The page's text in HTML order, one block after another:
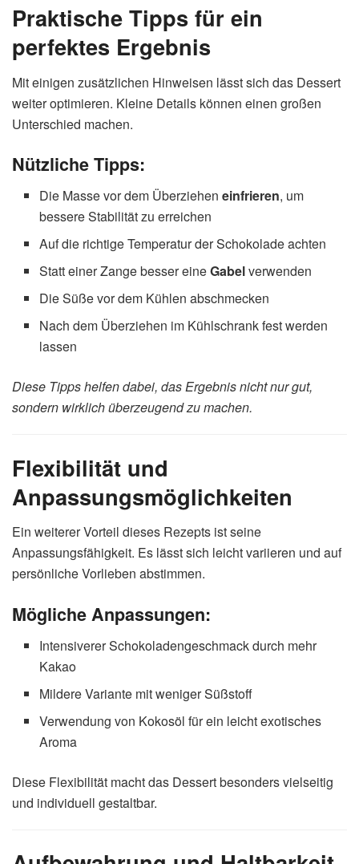
Praktische Tipps für ein
perfektes Ergebnis
Mit einigen zusätzlichen Hinweisen lässt sich das Dessert
weiter optimieren. Kleine Details können einen großen
Unterschied machen.
Nützliche Tipps:
Die Masse vor dem Überzieheneinfrieren, um
bessere Stabilität zu erreichen
Auf die richtige Temperatur der Schokolade achten
Statt einer Zange besser eineGabelverwenden
Die Süße vor dem Kühlen abschmecken
Nach dem Überziehen im Kühlschrank fest werden
lassen
Diese Tipps helfen dabei, das Ergebnis nicht nur gut,
sondern wirklich überzeugend zu machen.
Flexibilität und
Anpassungsmöglichkeiten
Ein weiterer Vorteil dieses Rezepts ist seine
Anpassungsfähigkeit. Es lässt sich leicht variieren und auf
persönliche Vorlieben abstimmen.
Mögliche Anpassungen:
Intensiverer Schokoladengeschmack durch mehr
Kakao
Mildere Variante mit weniger Süßstoff
Verwendung von Kokosöl für ein leicht exotisches
Aroma
Diese Flexibilität macht das Dessert besonders vielseitig
und individuell gestaltbar.